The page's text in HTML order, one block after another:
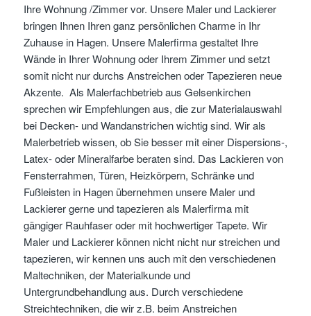
Ihre Wohnung /Zimmer vor. Unsere Maler und Lackierer
bringen Ihnen Ihren ganz persönlichen Charme in Ihr
Zuhause in Hagen. Unsere Malerfirma gestaltet Ihre
Wände in Ihrer Wohnung oder Ihrem Zimmer und setzt
somit nicht nur durchs Anstreichen oder Tapezieren neue
Akzente. Als Malerfachbetrieb aus Gelsenkirchen
sprechen wir Empfehlungen aus, die zur Materialauswahl
bei Decken- und Wandanstrichen wichtig sind. Wir als
Malerbetrieb wissen, ob Sie besser mit einer Dispersions-,
Latex- oder Mineralfarbe beraten sind. Das Lackieren von
Fensterrahmen, Türen, Heizkörpern, Schränke und
Fußleisten in Hagen übernehmen unsere Maler und
Lackierer gerne und tapezieren als Malerfirma mit
gängiger Rauhfaser oder mit hochwertiger Tapete. Wir
Maler und Lackierer können nicht nicht nur streichen und
tapezieren, wir kennen uns auch mit den verschiedenen
Maltechniken, der Materialkunde und
Untergrundbehandlung aus. Durch verschiedene
Streichtechniken, die wir z.B. beim Anstreichen